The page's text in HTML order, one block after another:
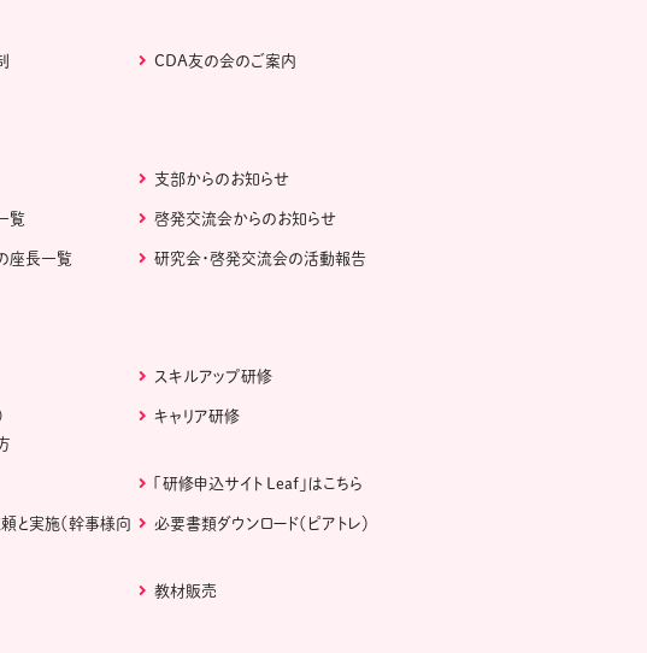
CDA友の会のご案内
支部からのお知らせ
覧 啓発交流会からのお知らせ
座長一覧 研究会・啓発交流会の活動報告
スキルアップ研修
キャリア研修
「研修申込サイト Leaf」はこちら
と実施（幹事様向
必要書類ダウンロード（ピアトレ）
教材販売